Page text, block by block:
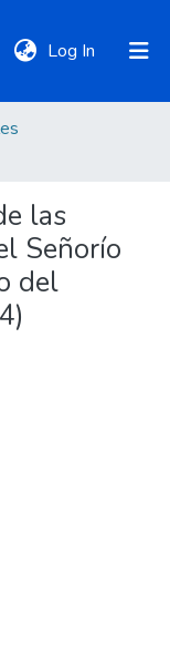
Log In (current)
las
Señorío
del